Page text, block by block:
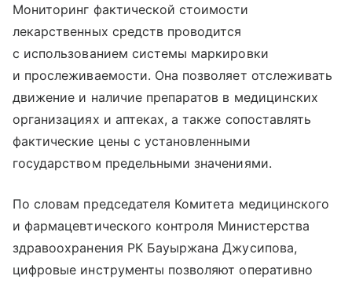
Мониторинг фактической стоимости
лекарственных средств проводится
с использованием системы маркировки
и прослеживаемости. Она позволяет отслеживать
движение и наличие препаратов в медицинских
организациях и аптеках, а также сопоставлять
фактические цены с установленными
государством предельными значениями.
По словам председателя Комитета медицинского
и фармацевтического контроля Министерства
здравоохранения РК Бауыржана Джусипова,
цифровые инструменты позволяют оперативно